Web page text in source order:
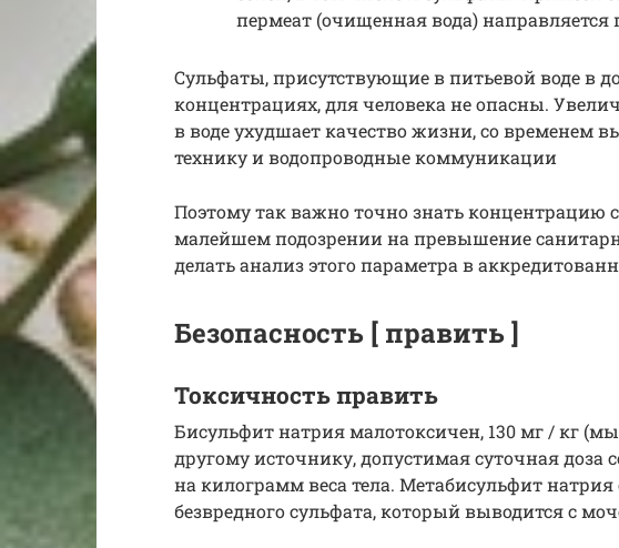
пермеат (очищенная вода) направляется
Сульфаты, присутствующие в питьевой воде в
концентрациях, для человека не опасны.
в воде ухудшает качество жизни, со временем
технику и водопроводные коммуникации
Поэтому так важно точно знать концентрацию
малейшем подозрении на превышение
делать анализ этого параметра в
Безопасность [ править ]
Токсичность править
Бисульфит натрия малотоксичен, 130 мг / кг
другому источнику, допустимая суточная доза
на килограмм веса тела. Метабисульфит натрия
безвредного сульфата, который выводится с